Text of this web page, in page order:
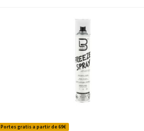
Portes gratis a partir de 69€